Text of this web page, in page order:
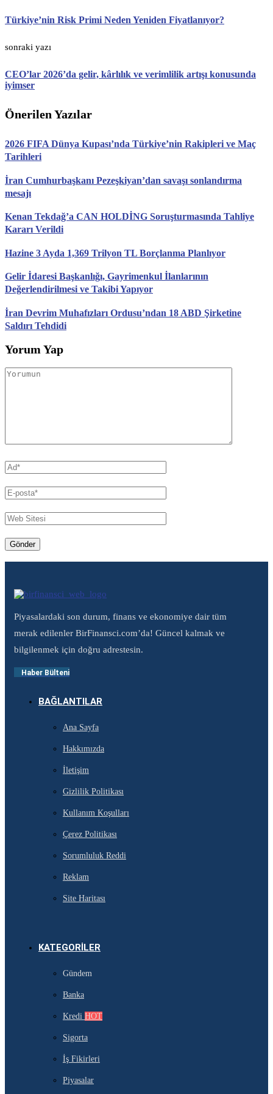
Türkiye’nin Risk Primi Neden Yeniden Fiyatlanıyor?
sonraki yazı
CEO’lar 2026’da gelir, kârlılık ve verimlilik artışı konusunda
iyimser
Önerilen Yazılar
2026 FIFA Dünya Kupası’nda Türkiye’nin Rakipleri ve Maç
Tarihleri
İran Cumhurbaşkanı Pezeşkiyan’dan savaşı sonlandırma
mesajı
Kenan Tekdağ’a CAN HOLDİNG Soruşturmasında Tahliye
Kararı Verildi
Hazine 3 Ayda 1,369 Trilyon TL Borçlanma Planlıyor
Gelir İdaresi Başkanlığı, Gayrimenkul İlanlarının
Değerlendirilmesi ve Takibi Yapıyor
İran Devrim Muhafızları Ordusu’ndan 18 ABD Şirketine
Saldırı Tehdidi
Yorum Yap
Piyasalardaki son durum, finans ve ekonomiye dair tüm
merak edilenler BirFinansci.com’da! Güncel kalmak ve
bilgilenmek için doğru adrestesin.
Haber Bülteni
BAĞLANTILAR
Ana Sayfa
Hakkımızda
İletişim
Gizlilik Politikası
Kullanım Koşulları
Çerez Politikası
Sorumluluk Reddi
Reklam
Site Haritası
KATEGORILER
Gündem
Banka
Kredi HOT
Sigorta
İş Fikirleri
Piyasalar